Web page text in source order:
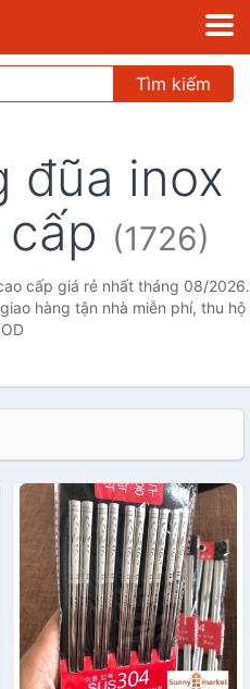
Tìm kiếm
đũa inox
(1726)
cấp giá rẻ nhất tháng 08/2026.
hàng tận nhà miễn phí, thu hộ